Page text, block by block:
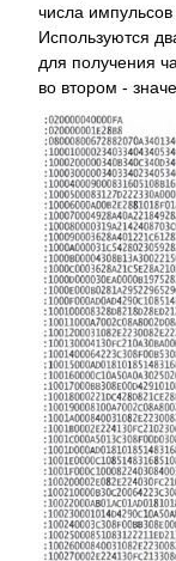
числа
Используются
для получения
во втором -